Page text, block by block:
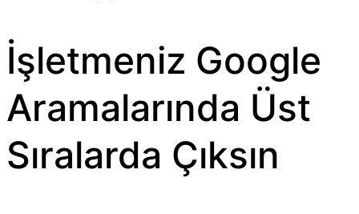
İşletmeniz Google
Aramalarında Üst
Sıralarda Çıksın